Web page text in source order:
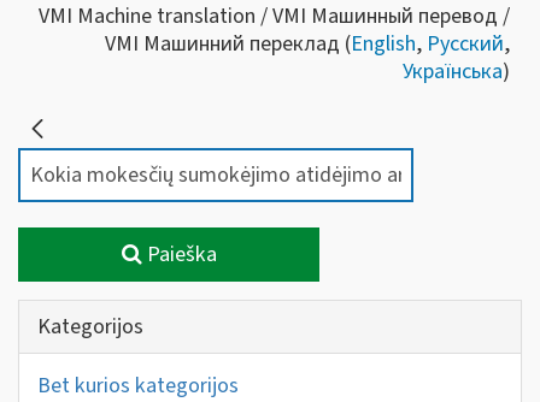
VMI Machine translation / VMI Машинный перевод /
VMI Машинний переклад (English, Русский,
Українська)
Paieška
Kategorijos
Bet kurios kategorijos